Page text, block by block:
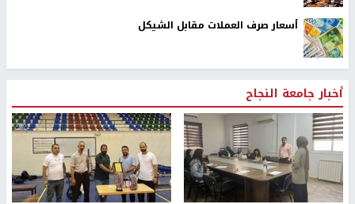
أسعار صرف العملات مقابل الشيكل
أخبار جامعة النجاح